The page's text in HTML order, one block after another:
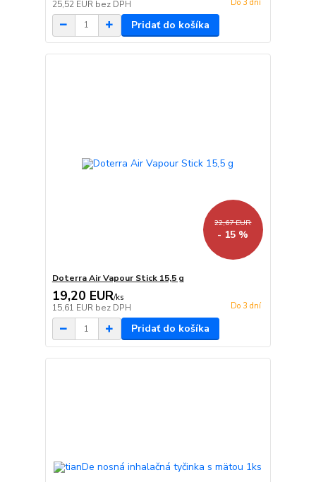
25,52 EUR bez DPH Do 3 dní
Pridať do košíka
22,67 EUR
- 15 %
Doterra Air Vapour Stick 15,5 g
19,20 EUR/ks
15,61 EUR bez DPH Do 3 dní
Pridať do košíka